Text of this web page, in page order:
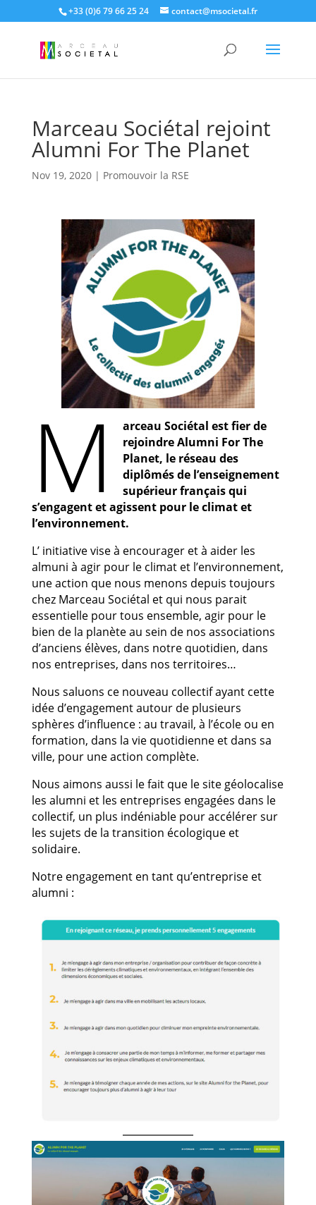
+33 (0)6 79 66 25 24 contact@msocietal.fr
Marceau Sociétal rejoint
Alumni For The Planet
Nov 19, 2020| Promouvoir la RSE
M
arceau Sociétal est fier de
rejoindre Alumni For The
Planet, le réseau des
diplômés de l’enseignement
supérieur français qui
s’engagent et agissent pour le climat et
l’environnement.
L’ initiative vise à encourager et à aider les
almuni à agir pour le climat et l’environnement,
une action que nous menons depuis toujours
chez Marceau Sociétal et qui nous parait
essentielle pour tous ensemble, agir pour le
bien de la planète au sein de nos associations
d’anciens élèves, dans notre quotidien, dans
nos entreprises, dans nos territoires…
Nous saluons ce nouveau collectif ayant cette
idée d’engagement autour de plusieurs
sphères d’influence : au travail, à l’école ou en
formation, dans la vie quotidienne et dans sa
ville, pour une action complète.
Nous aimons aussi le fait que le site géolocalise
les alumni et les entreprises engagées dans le
collectif, un plus indéniable pour accélérer sur
les sujets de la transition écologique et
solidaire.
Notre engagement en tant qu’entreprise et
alumni :